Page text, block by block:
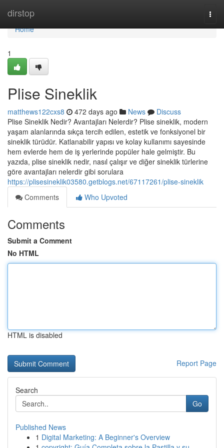
dirstop
Home
Home
1
Plise Sineklik
matthews122cxs8 472 days ago News
Discuss
Plise Sineklik Nedir? Avantajları Nelerdir? Plise sineklik, modern
yaşam alanlarında sıkça tercih edilen, estetik ve fonksiyonel bir
sineklik türüdür. Katlanabilir yapısı ve kolay kullanımı sayesinde
hem evlerde hem de iş yerlerinde popüler hale gelmiştir. Bu
yazıda, plise sineklik nedir, nasıl çalışır ve diğer sineklik türlerine
göre avantajları nelerdir gibi sorulara
https://plisesineklik03580.getblogs.net/67117261/plise-sineklik
Comments
Who Upvoted
Comments
Submit a Comment
No HTML
HTML is disabled
Report Page
Search
Go
Published News
1 Digital Marketing: A Beginner's Overview